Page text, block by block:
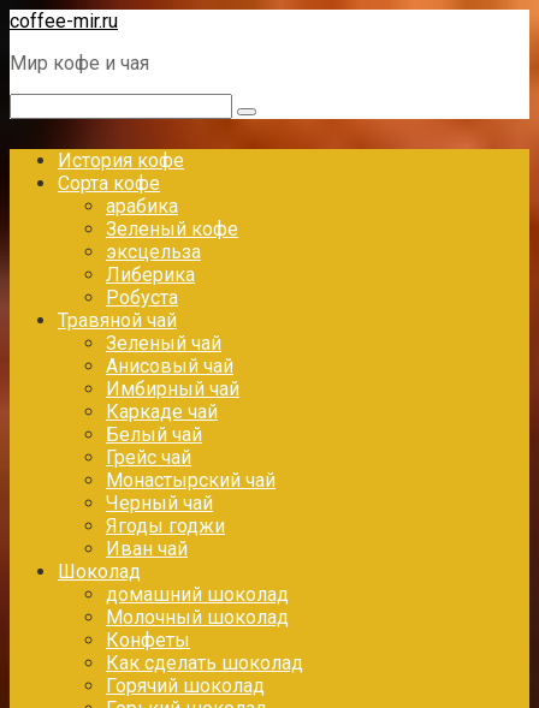
Перейти
контенту
coffee-mir.ru
Мир кофе и чая
История кофе
Сорта кофе
арабика
Зеленый кофе
эксцельза
Либерика
Робуста
Травяной чай
Зеленый чай
Анисовый чай
Имбирный чай
Каркаде чай
Белый чай
Грейс чай
Монастырский чай
Черный чай
Ягоды годжи
Иван чай
Шоколад
домашний шоколад
Молочный шоколад
Конфеты
Как сделать шоколад
Горячий шоколад